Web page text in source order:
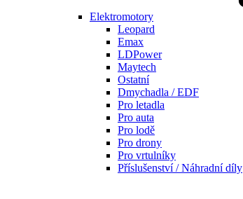
Elektromotory
Leopard
Emax
LDPower
Maytech
Ostatní
Dmychadla / EDF
Pro letadla
Pro auta
Pro lodě
Pro drony
Pro vrtulníky
Příslušenství / Náhradní díly